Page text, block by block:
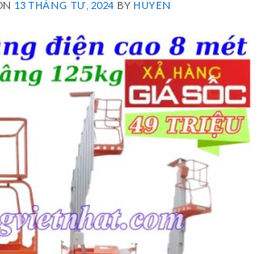
13 THÁNG TƯ, 2024 BYHUYEN